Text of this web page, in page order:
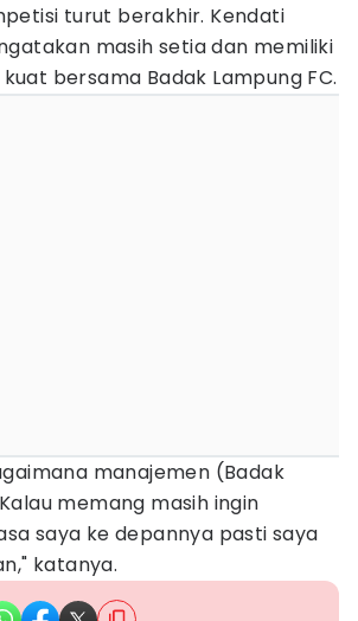
turut berakhir. Kendati
masih setia dan memiliki
bersama Badak Lampung FC.
manajemen (Badak
memang masih ingin
saya ke depannya pasti saya
katanya.